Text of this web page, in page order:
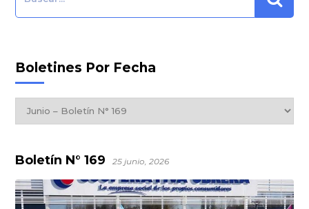
Boletín N° 169 25 junio, 2026
Boletines Por Fecha
Boletines
por